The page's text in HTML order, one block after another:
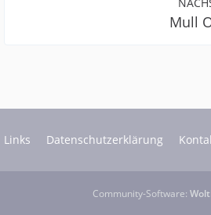
Mull
Links Datenschutzerklärung
Community-Software: